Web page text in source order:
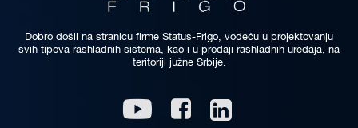
Dobro došli na stranicu firme Status-Frigo, vodeću u projektovanju
svih tipova rashladnih sistema, kao i u prodaji rashladnih uređaja, na
teritoriji južne Srbije.
Youtube Facebook